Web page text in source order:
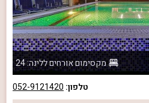
מקסימום אורחים ללינה: 24
טלפון: 052-9121420